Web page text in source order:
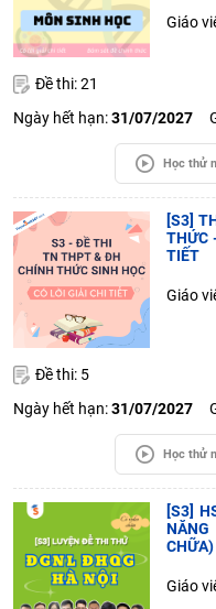
Giáo
Đề thi: 21
Ngày hết hạn:31/07/2027
Học thử
[S3]
THỨC
TIẾT
Giáo
Đề thi: 5
Ngày hết hạn:31/07/2027
Học thử
[S3]
Giáo